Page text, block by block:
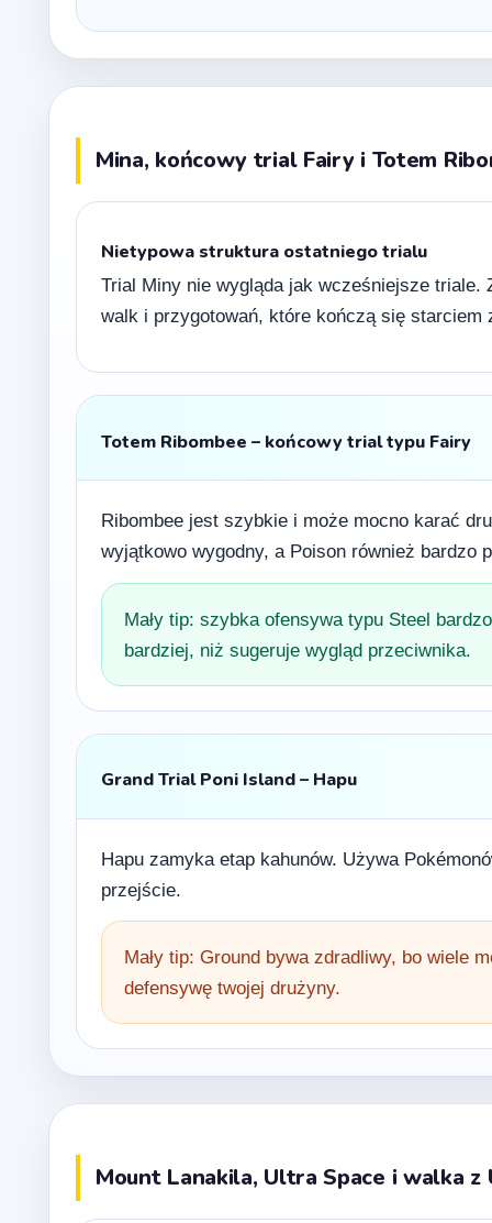
Mina, końcowy trial Fairy i Totem
Nietypowa struktura ostatniego trialu
Trial Miny nie wygląda jak wcześniejsze
walk i przygotowań, które kończą się starciem
Totem Ribombee – końcowy trial typu Fairy
Ribombee jest szybkie i może mocno karać
wyjątkowo wygodny, a Poison również bardzo
Mały tip: szybka ofensywa typu Steel
bardziej, niż sugeruje wygląd przeciwnika.
Grand Trial Poni Island – Hapu
Hapu zamyka etap kahunów. Używa
przejście.
Mały tip: Ground bywa zdradliwy, bo wiele
defensywę twojej drużyny.
Mount Lanakila, Ultra Space i walka z